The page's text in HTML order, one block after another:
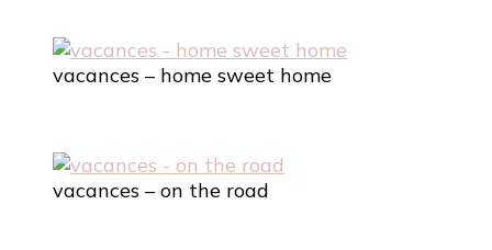
vacances – home sweet home
vacances – on the road